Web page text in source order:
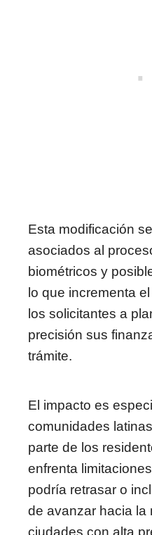
Esta modificación
asociados al
biométricos y
lo que incrementa
los solicitantes a
precisión sus
trámite.
El impacto es
comunidades
parte de los
enfrenta
podría retrasar o
de avanzar hacia la
ciudades con alta